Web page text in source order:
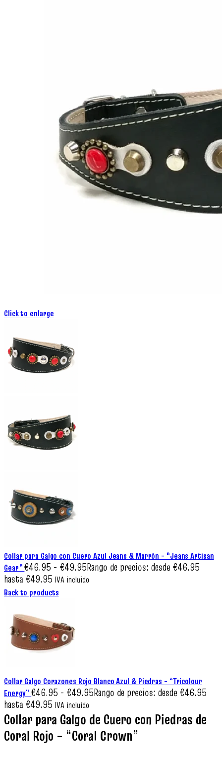
Click to enlarge
Collar para Galgo con Cuero Azul Jeans & Marrón – “Jeans Artisan
Gear”€46.95 - €49.95Rango de precios: desde €46.95
hasta €49.95 IVA incluido
Back to products
Collar Galgo Corazones Rojo Blanco Azul & Piedras – “Tricolour
Energy”€46.95 - €49.95Rango de precios: desde €46.95
hasta €49.95 IVA incluido
Collar para Galgo de Cuero con Piedras de
Coral Rojo – “Coral Crown”